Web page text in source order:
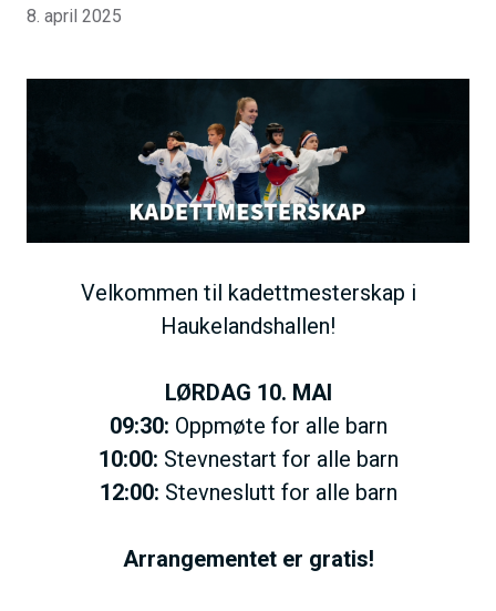
8. april 2025
Velkommen til kadettmesterskap i
Haukelandshallen!
LØRDAG 10. MAI
09:30: Oppmøte for alle barn
10:00: Stevnestart for alle barn
12:00: Stevneslutt for alle barn
Arrangementet er gratis!